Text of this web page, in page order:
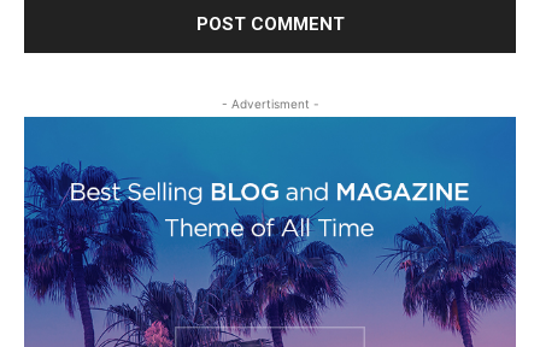
- Advertisment -